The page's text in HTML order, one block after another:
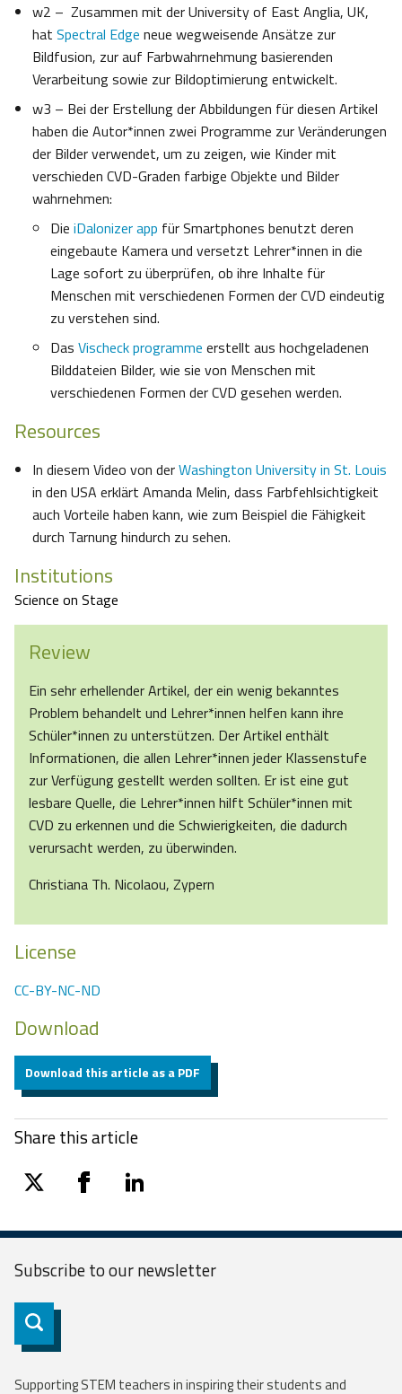
w2 – Zusammen mit der University of East Anglia, UK,
hat Spectral Edge neue wegweisende Ansätze zur
Bildfusion, zur auf Farbwahrnehmung basierenden
Verarbeitung sowie zur Bildoptimierung entwickelt.
w3 – Bei der Erstellung der Abbildungen für diesen Artikel
haben die Autor*innen zwei Programme zur Veränderungen
der Bilder verwendet, um zu zeigen, wie Kinder mit
verschieden CVD-Graden farbige Objekte und Bilder
wahrnehmen:
Die iDalonizer app für Smartphones benutzt deren
eingebaute Kamera und versetzt Lehrer*innen in die
Lage sofort zu überprüfen, ob ihre Inhalte für
Menschen mit verschiedenen Formen der CVD eindeutig
zu verstehen sind.
Das Vischeck programme erstellt aus hochgeladenen
Bilddateien Bilder, wie sie von Menschen mit
verschiedenen Formen der CVD gesehen werden.
Resources
In diesem Video von derWashington University in St. Louis
in den USA erklärt Amanda Melin, dass Farbfehlsichtigkeit
auch Vorteile haben kann, wie zum Beispiel die Fähigkeit
durch Tarnung hindurch zu sehen.
Institutions
Science on Stage
Review
Ein sehr erhellender Artikel, der ein wenig bekanntes
Problem behandelt und Lehrer*innen helfen kann ihre
Schüler*innen zu unterstützen. Der Artikel enthält
Informationen, die allen Lehrer*innen jeder Klassenstufe
zur Verfügung gestellt werden sollten. Er ist eine gut
lesbare Quelle, die Lehrer*innen hilft Schüler*innen mit
CVD zu erkennen und die Schwierigkeiten, die dadurch
verursacht werden, zu überwinden.
Christiana Th. Nicolaou, Zypern
License
CC-BY-NC-ND
Download
Download this article as a PDF
Share this article
twitter facebooklinkedin
Subscribe to ournewsletter
Subscribe
Supporting STEM teachers in inspiring their students and